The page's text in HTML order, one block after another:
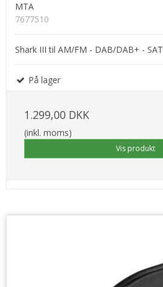
MTA
7677510
Shark III til AM/FM - DAB/DAB+ - SAT
På lager
1.299,00 DKK
(inkl. moms)
Vis produkt